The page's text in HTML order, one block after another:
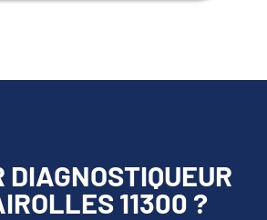
DIAGNOSTIQUEUR
11300 ?